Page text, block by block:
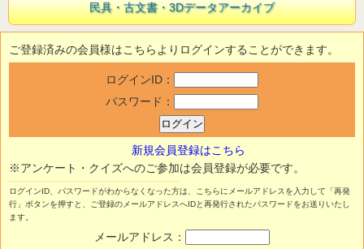
民具・古文書・3Dデータアーカイブ
ご登録済みの会員様はこちらよりログインすることができます。
ログインID：
パスワード：
新規会員登録はこちら
※アンケート・クイズへのご参加は会員登録が必要です。
ログインID、パスワードがわからなくなった方は、こちらにメールアドレスを入力して「再発
行」ボタンを押すと、ご登録のメールアドレスへIDと再発行されたパスワードをお送りいたし
ます。
メールアドレス：